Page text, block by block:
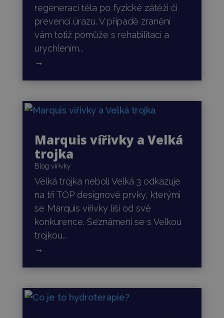
regenerací těla po fyzické zátěži či
prevencí úrazu. V případě zranění
vám totiž pomůže s rehabilitací a
urychlením...
→
Marquis vířivky a Velká
trojka
Blog vířivky
Velká trojka neboli Velká 3 odkazuje
na tři TOP designové prvky, kterými
se Marquis vířivky liší od své
konkurence. Seznámení se s Velkou
trojkou...
→